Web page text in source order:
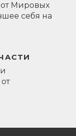
Мировых
себя на